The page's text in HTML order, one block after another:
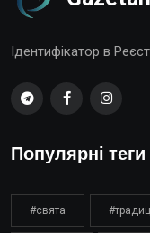
Ідентифікатор в
Популярні теги
#свята